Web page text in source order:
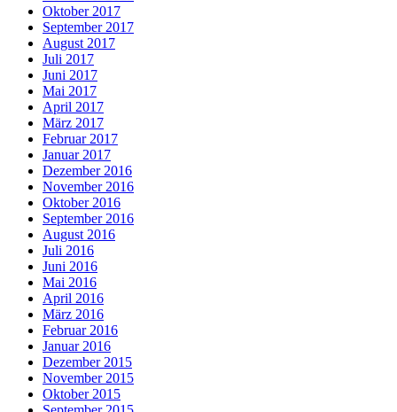
Oktober 2017
September 2017
August 2017
Juli 2017
Juni 2017
Mai 2017
April 2017
März 2017
Februar 2017
Januar 2017
Dezember 2016
November 2016
Oktober 2016
September 2016
August 2016
Juli 2016
Juni 2016
Mai 2016
April 2016
März 2016
Februar 2016
Januar 2016
Dezember 2015
November 2015
Oktober 2015